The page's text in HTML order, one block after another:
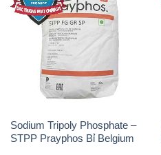
Sodium Tripoly Phosphate –
STPP Prayphos Bỉ Belgium